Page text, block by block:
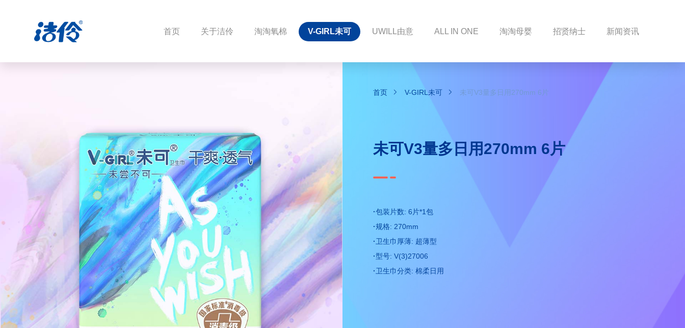
首页 关于洁伶 淘淘氧棉 V-GIRL未可 UWILL由意 ALL IN ONE 淘淘母婴 招贤纳士 新闻资讯
首页 V-GIRL未可 未可V3量多日用270mm 6片
未可V3量多日用270mm 6片
·包装片数: 6片*1包
·规格: 270mm
·卫生巾厚薄: 超薄型
·型号: V(3)27006
·卫生巾分类: 棉柔日用